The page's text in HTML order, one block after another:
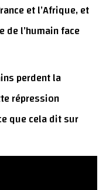
et l’Afrique, et
l’humain face
perdent la
répression
que cela dit sur